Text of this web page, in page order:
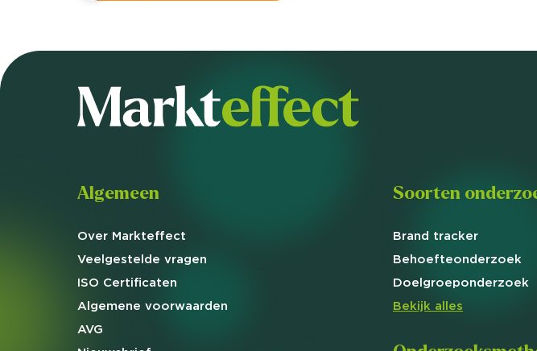
Algemeen
Over Markteffect
Veelgestelde vragen
ISO Certificaten
Algemene voorwaarden
AVG
Soorten
Brand tracker
Behoefteonderzoek
Doelgroeponderzoek
Bekijk alles